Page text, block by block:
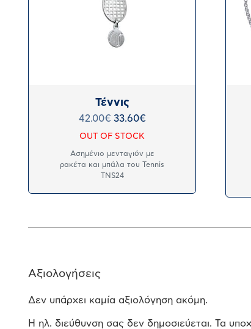
Τέννις
42.00€ 33.60€
OUT OF STOCK
Ασημένιο μενταγιόν με
ρακέτα και μπάλα του Tennis
TNS24
Αξιολογήσεις
Δεν υπάρχει καμία αξιολόγηση ακόμη.
Η ηλ. διεύθυνση σας δεν δημοσιεύεται. Τα